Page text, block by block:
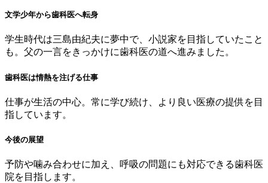
文学少年から歯科医へ転身
学生時代は三島由紀夫に夢中で、小説家を目指していたこと
も。父の一言をきっかけに歯科医の道へ進みました。
歯科医は情熱を注げる仕事
仕事が生活の中心。常に学び続け、より良い医療の提供を目
指しています。
今後の展望
予防や噛み合わせに加え、呼吸の問題にも対応できる歯科医
院を目指します。